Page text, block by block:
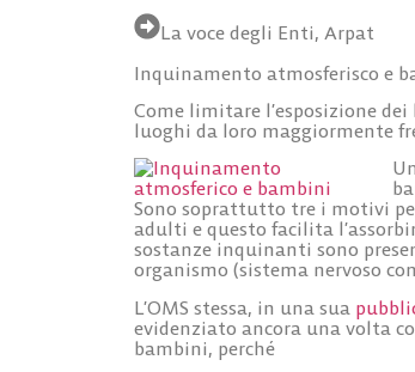
La voce degli Enti, Arpat
Inquinamento atmosferisco e
Come limitare l’esposizione
luoghi da loro maggiormente
Sono soprattutto tre i motivi
adulti e questo facilita
sostanze inquinanti sono
organismo (sistema nervoso
L’OMS stessa, in una sua
evidenziato ancora una volta
bambini, perché